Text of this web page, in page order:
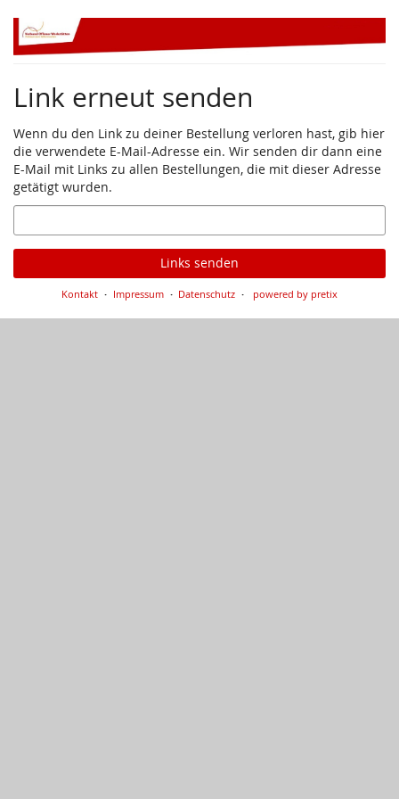
Zum
Haupt-
Inhalt
Link erneut senden
Wenn du den Link zu deiner Bestellung verloren hast, gib hier
die verwendete E-Mail-Adresse ein. Wir senden dir dann eine
E-Mail mit Links zu allen Bestellungen, die mit dieser Adresse
getätigt wurden.
E-
Mail
Links senden
Kontakt Impressum Datenschutz powered by pretix